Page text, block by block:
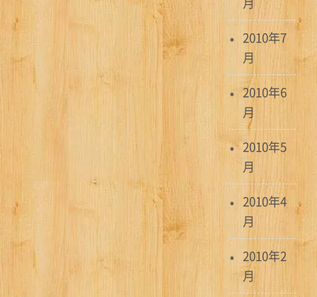
2010年7
月
2010年6
月
2010年5
月
2010年4
月
2010年2
月